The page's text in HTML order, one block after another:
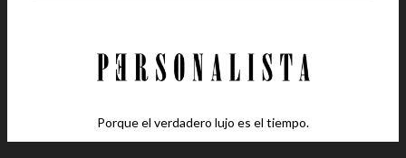
Porque el verdadero lujo es el tiempo.